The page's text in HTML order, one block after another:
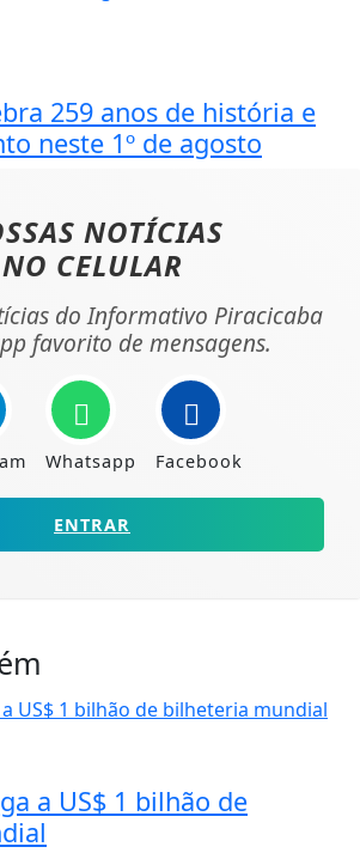
259 anos de história e
neste 1º de agosto
NOTÍCIAS
NO CELULAR
do Informativo Piracicaba
favorito de mensagens.
Whatsapp Facebook
ENTRAR
a US$ 1 bilhão de